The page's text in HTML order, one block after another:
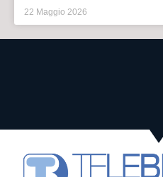
22 Maggio 2026